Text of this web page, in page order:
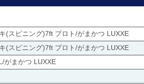
(スピニング)7ft プロト/がまかつ LUXXE
(スピニング)7ft プロト/がまかつ LUXXE
がまかつ LUXXE